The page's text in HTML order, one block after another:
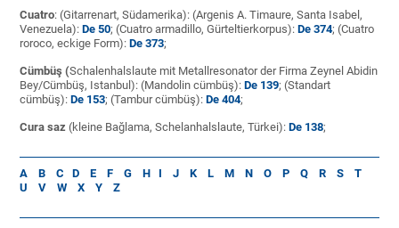
Cuatro: (Gitarrenart, Südamerika): (Argenis A. Timaure, Santa Isabel,
Venezuela):De 50; (Cuatro armadillo, Gürteltierkorpus):De 374; (Cuatro
roroco, eckige Form):De 373;
Cümbüş (Schalenhalslaute mit Metallresonator der Firma Zeynel Abidin
Bey/Cümbüş, Istanbul): (Mandolin cümbüş):De 139; (Standart
cümbüş):De 153; (Tambur cümbüş):De 404;
Cura saz (kleine Bağlama, Schelanhalslaute, Türkei):De 138;
A B C D E F G H I J K L M N O P Q R S
T
U
V W X Y Z